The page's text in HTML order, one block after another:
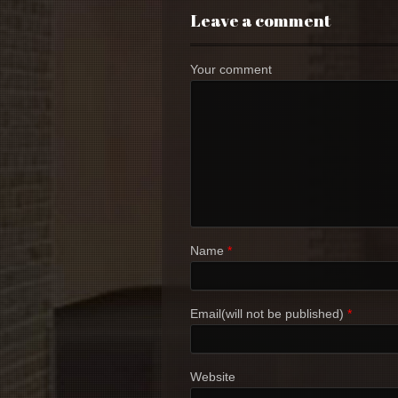
Leave a comment
Your comment
Name *
Email(will not be published) *
Website